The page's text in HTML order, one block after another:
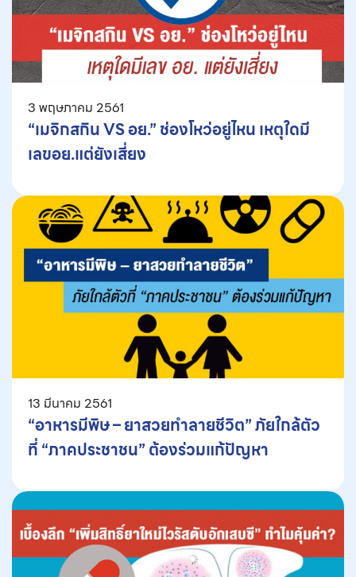
3 พฤษภาคม 2561
“เมจิกสกิน VS อย.” ช่องโหว่อยู่ไหน เหตุใดมี
เลขอย.แต่ยังเสี่ยง
13 มีนาคม 2561
“อาหารมีพิษ – ยาสวยทำลายชีวิต” ภัยใกล้ตัว
ที่ “ภาคประชาชน” ต้องร่วมแก้ปัญหา